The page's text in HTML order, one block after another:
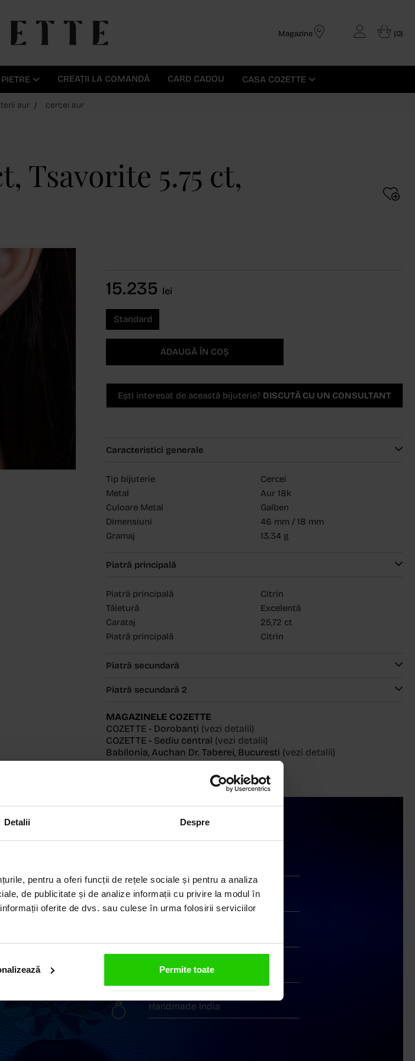
Detalii Despre
pentru a oferi funcții de rețele sociale și pentru a analiza
de publicitate și de analize informații cu privire la modul în
oferite de dvs. sau culese în urma folosirii serviciilor
Permite toate
Magazine (0)
CREAȚII LA COMANDĂ CARD CADOU CASA COZETTE
aur cercei aur
Tsavorite 5.75 ct,
15.235 lei
Standard
ADAUGĂ ÎN COȘ
Ești interesat de această bijuterie? DISCUTĂ CU UN CONSULTANT
Caracteristici generale
Tip bijuterie
Cercei
Metal
Aur 18k
Culoare Metal
Galben
Dimensiuni
46 mm / 18 mm
Gramaj
13.34 g
Piatră principală
Piatră principală
Citrin
Tăietură
Excelentă
Carataj
25,72 ct
Piatră principală
Citrin
Piatră secundară
Piatră secundară 2
MAGAZINELE COZETTE
COZETTE - Dorobanți (vezi detalii)
COZETTE - Sediu central (vezi detalii)
Babilonia, Auchan Dr. Taberei, Bucuresti (vezi detalii)
Transport gratuit
Retur gratuit în 14 zile
Handmade India